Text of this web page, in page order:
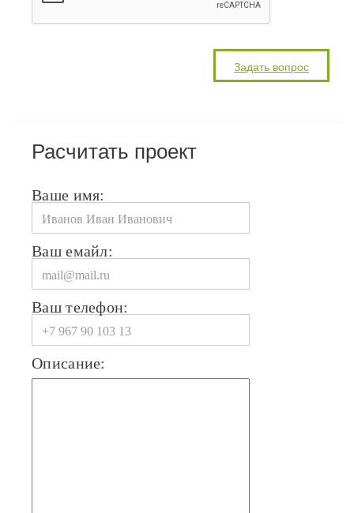
Расчитать проект
Ваше имя:
Ваш емайл:
Ваш телефон:
Описание: